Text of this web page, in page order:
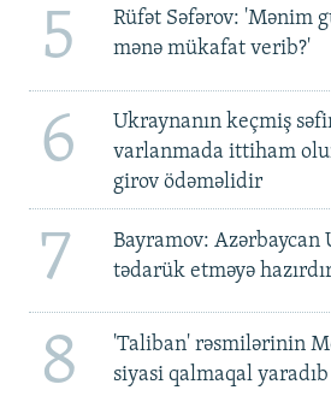
5
Rüfət Səfərov: 'Mənim
mənə mükafat verib?'
6
Ukraynanın keçmiş
varlanmada ittiham
girov ödəməlidir
7
Bayramov: Azərbaycan
tədarük etməyə
8
'Taliban' rəsmilərinin
siyasi qalmaqal yaradıb